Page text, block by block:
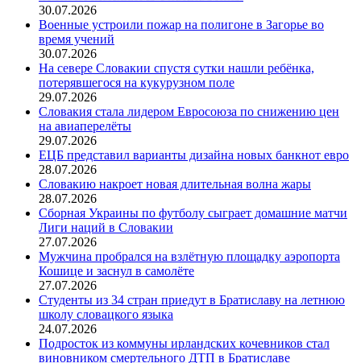
30.07.2026
Военные устроили пожар на полигоне в Загорье во
время учений
30.07.2026
На севере Словакии спустя сутки нашли ребёнка,
потерявшегося на кукурузном поле
29.07.2026
Словакия стала лидером Евросоюза по снижению цен
на авиаперелёты
29.07.2026
ЕЦБ представил варианты дизайна новых банкнот евро
28.07.2026
Словакию накроет новая длительная волна жары
28.07.2026
Сборная Украины по футболу сыграет домашние матчи
Лиги наций в Словакии
27.07.2026
Мужчина пробрался на взлётную площадку аэропорта
Кошице и заснул в самолёте
27.07.2026
Студенты из 34 стран приедут в Братиславу на летнюю
школу словацкого языка
24.07.2026
Подросток из коммуны ирландских кочевников стал
виновником смертельного ДТП в Братиславе